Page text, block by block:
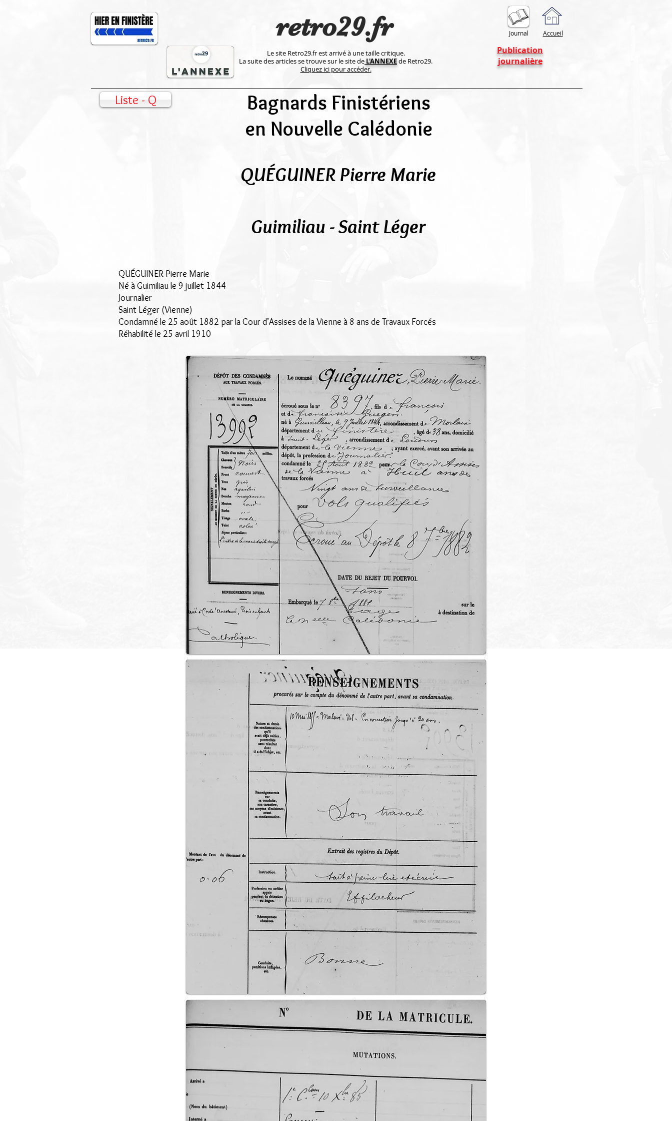
retro29.fr
Le site Retro29.fr est arrivé à une taille critique.
La suite des articles se trouve sur le site deL'ANNEXEde Retro29.
Cliquez ici pour accéder.
Journal Accueil
Publication
journalière
Liste - Q
Bagnards Finistériens
en Nouvelle Calédonie
QUÉGUINER Pierre Marie
Guimiliau - Saint Léger
QUÉGUINER Pierre Marie
Né à Guimiliau le 9 juillet 1844
Journalier
Saint Léger (Vienne)
Condamné le 25 août 1882 par la Cour d’Assises de la Vienne à 8 ans de Travaux Forcés
Réhabilité le 25 avril 1910